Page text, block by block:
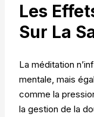
Les
Sur La
La méditation
mentale, mais
comme la
la gestion de la